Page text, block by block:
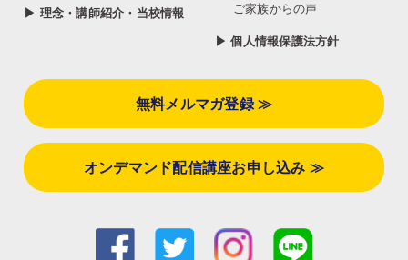
▶ 理念・講師紹介・当校情報 ご家族からの声
▶ 個人情報保護法方針
無料メルマガ登録 ≫
オンデマンド配信講座お申し込み ≫